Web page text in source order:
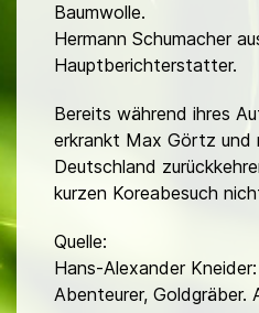
Baumwolle.
Hermann Schumacher
Hauptberichterstatter.
Bereits während ihres
erkrankt Max Görtz und
Deutschland
kurzen Koreabesuch
Quelle:
Hans-Alexander
Abenteurer, Goldgräber.